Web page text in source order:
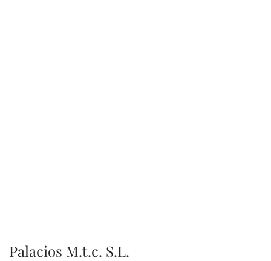
Palacios M.t.c. S.L.